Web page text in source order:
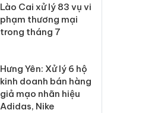
Lào Cai xử lý 83 vụ vi
phạm thương mại
trong tháng 7
Hưng Yên: Xử lý 6 hộ
kinh doanh bán hàng
giả mạo nhãn hiệu
Adidas, Nike